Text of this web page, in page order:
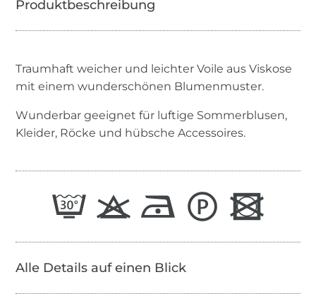
Traumhaft weicher und leichter Voile aus Viskose
mit einem wunderschönen Blumenmuster.
Wunderbar geeignet für luftige Sommerblusen,
Kleider, Röcke und hübsche Accessoires.
Alle Details auf einen Blick